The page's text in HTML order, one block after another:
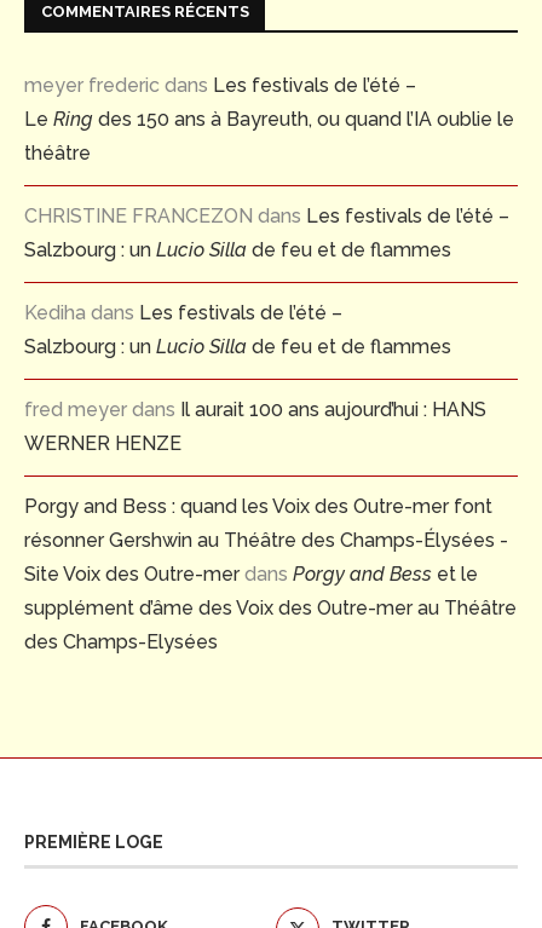
COMMENTAIRES RÉCENTS
meyer frederic dans Les festivals de l’été –
Le Ring des 150 ans à Bayreuth, ou quand l’IA oublie le
théâtre
CHRISTINE FRANCEZON dans Les festivals de l’été –
Salzbourg : un Lucio Silla de feu et de flammes
Kediha dans Les festivals de l’été –
Salzbourg : un Lucio Silla de feu et de flammes
fred meyer dans Il aurait 100 ans aujourd’hui : HANS
WERNER HENZE
Porgy and Bess : quand les Voix des Outre-mer font
résonner Gershwin au Théâtre des Champs-Élysées -
Site Voix des Outre-merdans Porgy and Bess et le
supplément d’âme des Voix des Outre-mer au Théâtre
des Champs-Elysées
PREMIÈRE LOGE